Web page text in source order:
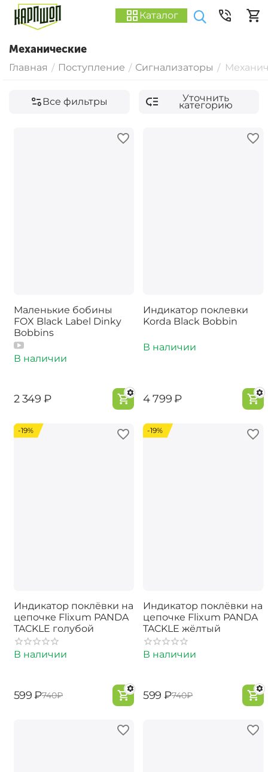
Каталог
Механические
Главная / Поступление / Сигнализаторы /
Все фильтры Уточнить
категорию
Маленькие бобины
FOX Black Label Dinky
Bobbins
В наличии
‍2 349‍ ₽
Индикатор поклевки
Korda Black Bobbin
В наличии
‍4 799‍₽
-19%
Индикатор поклёвки на
цепочке Flixum PANDA
TACKLE голубой
В наличии
‍599‍ ₽‍740‍₽
-19%
Индикатор поклёвки на
цепочке Flixum PANDA
TACKLE жёлтый
В наличии
‍599‍ ₽‍740‍₽